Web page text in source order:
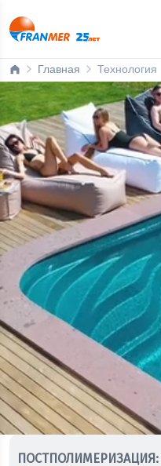
Главная Технология
ПОСТПОЛИМЕРИЗАЦИЯ: